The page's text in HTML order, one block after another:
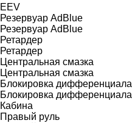
EEV
Резервуар AdBlue
Резервуар AdBlue
Ретардер
Ретардер
Центральная смазка
Центральная смазка
Блокировка дифференциала
Блокировка дифференциала
Кабина
Правый руль